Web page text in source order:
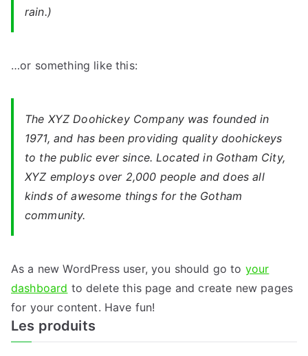
rain.)
…or something like this:
The XYZ Doohickey Company was founded in
1971, and has been providing quality doohickeys
to the public ever since. Located in Gotham City,
XYZ employs over 2,000 people and does all
kinds of awesome things for the Gotham
community.
As a new WordPress user, you should go to your
dashboard to delete this page and create new pages
for your content. Have fun!
Les produits